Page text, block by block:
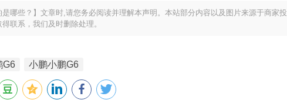
哪些？】文章时,请您务必阅读并理解本声明。本站部分内容以及图片来源于商家投
联系，我们及时删除处理。
G6 小鹏小鹏G6